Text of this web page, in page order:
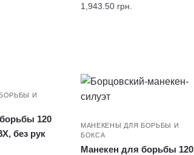
1,943.50 грн.
И
120
без рук
МАНЕКЕНЫ ДЛЯ БОРЬБЫ И
БОКСА
Манекен для борьбы 120